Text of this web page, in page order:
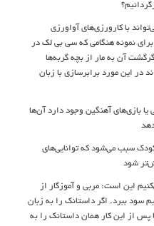
با کارورزی‌های آواورزی
برای نمونه هنگامی که سی بی لک در
آن به مار از بچه گربه‌ها
در این مورد برابرسازی با زبان
یا بازی‌های آهنگین وجود دارد آن‌ها
سبب می‌شود که توانایی‌های
شود
این است: مربی و آموزگار از
سود ببرد. اگر داستانک را به زبان
پس از این کار همان داستانک را به